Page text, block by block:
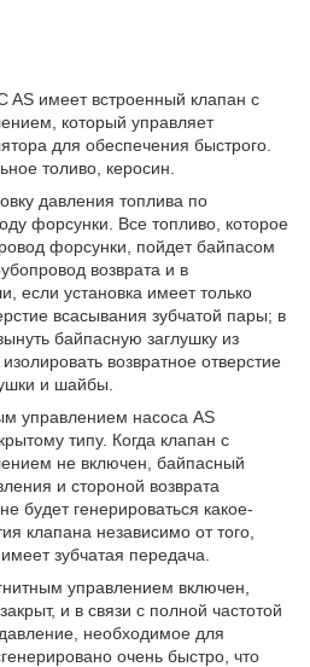
AS имеет встроенный клапан с
который управляет
для обеспечения быстрого.
толиво, керосин.
давления топлива по
форсунки. Все топливо, которое
форсунки, пойдет байпасом
возврата и в
если установка имеет только
всасывания зубчатой пары; в
байпасную заглушку из
возвратное отверстие
и шайбы.
управлением насоса AS
типу. Когда клапан с
не включен, байпасный
и стороной возврата
будет генерироваться какое-
клапана независимо от того,
зубчатая передача.
управлением включен,
и в связи с полной частотой
необходимое для
очень быстро, что